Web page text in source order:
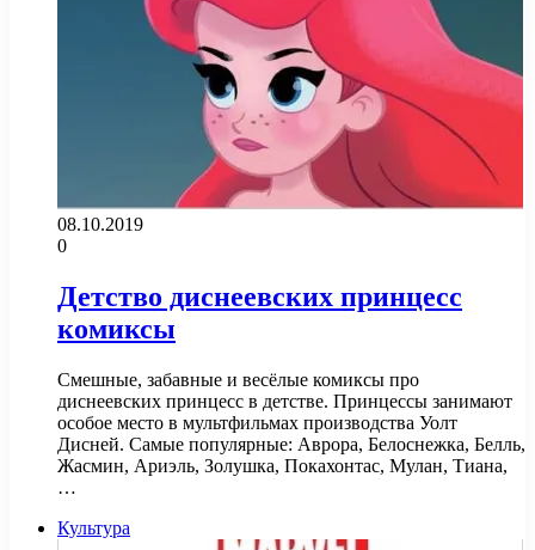
08.10.2019
0
Детство диснеевских принцесс
комиксы
Смешные, забавные и весёлые комиксы про
диснеевских принцесс в детстве. Принцессы занимают
особое место в мультфильмах производства Уолт
Дисней. Самые популярные: Аврора, Белоснежка, Белль,
Жасмин, Ариэль, Золушка, Покахонтас, Мулан, Тиана,
…
Культура